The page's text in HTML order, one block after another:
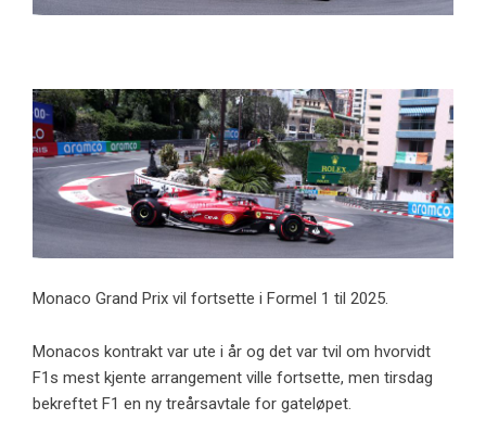
Monaco Grand Prix vil fortsette i Formel 1 til 2025.
Monacos kontrakt var ute i år og det var tvil om hvorvidt
F1s mest kjente arrangement ville fortsette, men tirsdag
bekreftet F1 en ny treårsavtale for gateløpet.